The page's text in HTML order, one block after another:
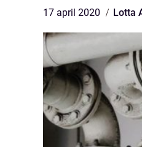
17 april 2020 Lotta